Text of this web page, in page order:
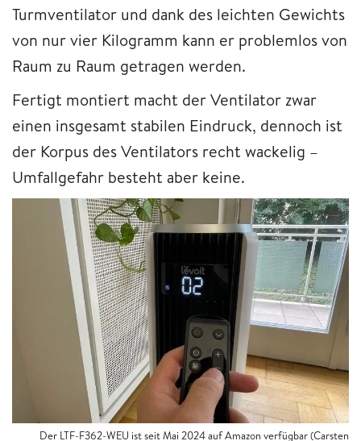
Turmventilator und dank des leichten Gewichts
von nur vier Kilogramm kann er problemlos von
Raum zu Raum getragen werden.
Fertigt montiert macht der Ventilator zwar
einen insgesamt stabilen Eindruck, dennoch ist
der Korpus des Ventilators recht wackelig –
Umfallgefahr besteht aber keine.
Der LTF-F362-WEU ist seit Mai 2024 auf Amazon verfügbar (Carsten